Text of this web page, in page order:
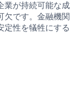
業が持続可能な成
欠です。金融機関
定性を犠牲にする